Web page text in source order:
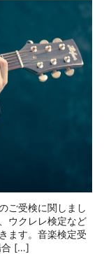
ご受検に関しまし
ウクレレ検定など
ます。音楽検定受
合 […]